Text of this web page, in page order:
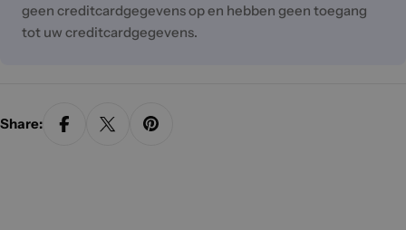
geen creditcardgegevens op en hebben geen toegang
tot uw creditcardgegevens.
Share: